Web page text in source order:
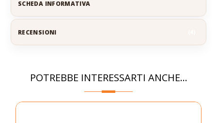
SCHEDA INFORMATIVA
RECENSIONI
POTREBBE INTERESSARTI ANCHE...